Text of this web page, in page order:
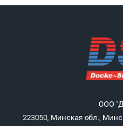
ООО
223050, Минская обл.,